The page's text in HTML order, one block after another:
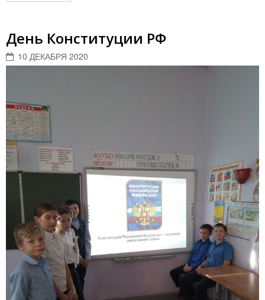
День Конституции РФ
10 ДЕКАБРЯ 2020